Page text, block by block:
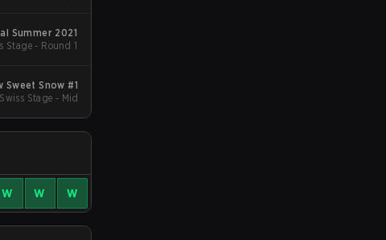
Summer 2021
Stage - Round 1
Sweet Snow #1
Stage - Mid
W W W